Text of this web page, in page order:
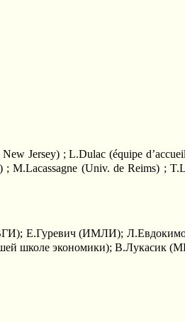
Jersey) ; L.Dulac (équipe
(Univ. de Reims) ;
Е.Гуревич (ИМЛИ);
школе экономики);